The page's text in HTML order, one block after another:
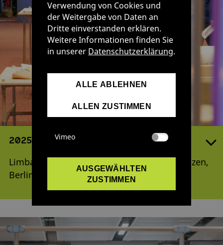
2025
Limbach-Oberfrohna, München, Leipzig, Bozen,
Berlin, Schwäbisch Gmünd
Verwendung von Cookies und
der Weitergabe von Daten an
Dritte einverstanden erklären.
Weitere Informationen finden Sie
in unserer Datenschutzerklärung.
ALLE ABLEHNEN
ALLEN ZUSTIMMEN
Vimeo
AUSGEWÄHLTEN
ZUSTIMMEN